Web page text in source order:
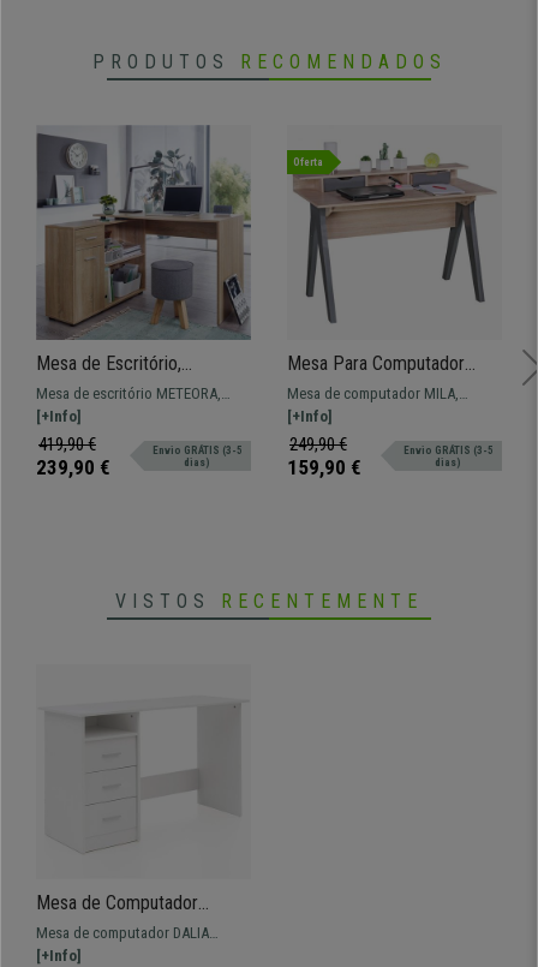
PRODUTOS RECOMENDADOS
Mesa de Escritório,
METEORA, Com Estantes e
Armário, Em Madeira, Cor
Castanho
Mesa de escritório METEORA,
modelo em L que permite ótima
utilização do espaço.
[+Info]
419,90 €
239,90 €
Envio GRÁTIS (3-5
dias)
Oferta
Mesa Para Computador
MILA, Design Moderno,
Dimensões 120x59x86 cm,
Em Madeira, Cor Carvalho
Mesa de computador MILA,
dimensões de 120 x 59 e 86 cm de
altura. Um modelo de design
moderno que será perfeito em
qualquer local.
[+Info]
249,90 €
159,90 €
Envio GRÁTIS (3-5
dias)
VISTOS RECENTEMENTE
Mesa de Computador
DALIA, 123x50x77 cm, Em
Madeira, Cor Branco
Mesa de computador DALIA
Dimensões 123x50x77 cm. Grande
[+Info]